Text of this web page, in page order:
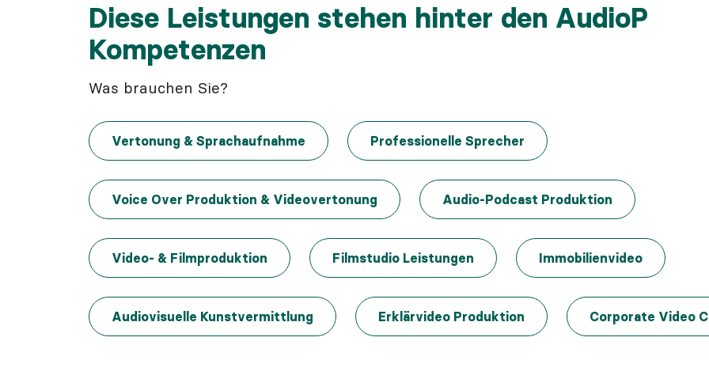
Diese Leistungen stehen hinter den AudioP
Kompetenzen
Was brauchen Sie?
Vertonung & Sprachaufnahme Professionelle Sprecher
Voice Over Produktion & Videovertonung Audio-Podcast Produktion
Video- & Filmproduktion Filmstudio Leistungen Immobilienvideo
Audiovisuelle Kunstvermittlung Erklärvideo Produktion Corporate Video